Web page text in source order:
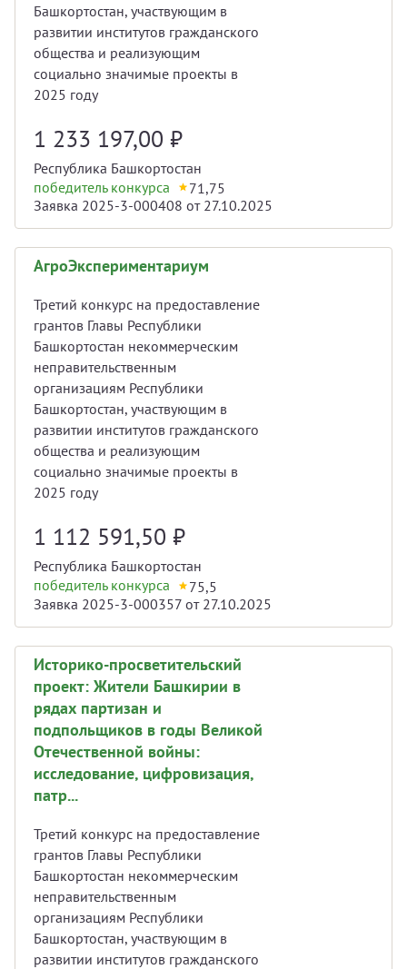
Башкортостан, участвующим в
развитии институтов гражданского
общества и реализующим
социально значимые проекты в
2025 году
1 233 197,00 ₽
Республика Башкортостан
победитель конкурса
71,75
Заявка 2025-3-000408 от 27.10.2025
АгроЭкспериментариум
Третий конкурс на предоставление
грантов Главы Республики
Башкортостан некоммерческим
неправительственным
организациям Республики
Башкортостан, участвующим в
развитии институтов гражданского
общества и реализующим
социально значимые проекты в
2025 году
1 112 591,50 ₽
Республика Башкортостан
победитель конкурса
75,5
Заявка 2025-3-000357 от 27.10.2025
Историко-просветительский
проект: Жители Башкирии в
рядах партизан и
подпольщиков в годы Великой
Отечественной войны:
исследование, цифровизация,
патр...
Третий конкурс на предоставление
грантов Главы Республики
Башкортостан некоммерческим
неправительственным
организациям Республики
Башкортостан, участвующим в
развитии институтов гражданского